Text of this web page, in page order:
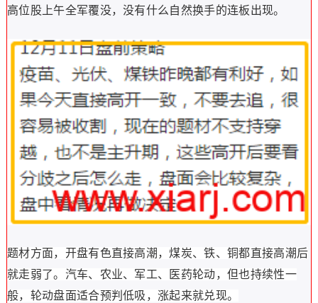
高位股上午全军覆没，没有什么自然换手的连板出现。
题材方面，开盘有色直接高潮，煤炭、铁、铜都直接高潮后
就走弱了。汽车、农业、军工、医药轮动，但也持续性一
般，轮动盘面适合预判低吸，涨起来就兑现。